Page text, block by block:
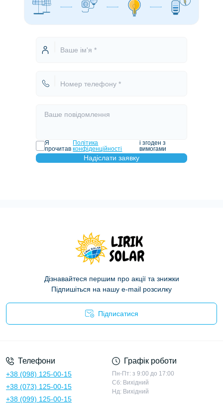
Я
прочитав
Політика
конфіденційності
і згоден з
вимогами
Надіслати заявку
Дізнавайтеся першим про акції та знижки
Підпишіться на нашу e-mail розсилку
Підписатися
Телефони
+38 (098) 125-00-15
+38 (073) 125-00-15
+38 (099) 125-00-15
Графік роботи
Пн-Пт: з 9:00 до 17:00
Сб: Вихідний
Нд: Вихідний